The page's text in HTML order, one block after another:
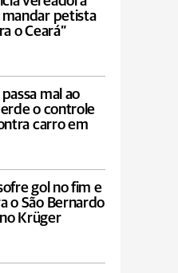
petista
o Ceará”
mal ao
o controle
carro em
gol no fim e
o São Bernardo
Krüger